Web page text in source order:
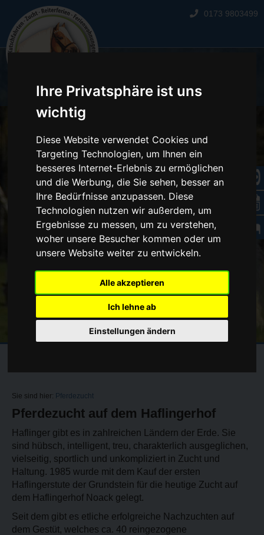
Ihre Privatsphäre ist uns
wichtig
Diese Website verwendet Cookies und
Targeting Technologien, um Ihnen ein
besseres Internet-Erlebnis zu ermöglichen
und die Werbung, die Sie sehen, besser an
Ihre Bedürfnisse anzupassen. Diese
Technologien nutzen wir außerdem, um
Ergebnisse zu messen, um zu verstehen,
woher unsere Besucher kommen oder um
unsere Website weiter zu entwickeln.
Alle akzeptieren
Ich lehne ab
Einstellungen ändern
0173 9803499
Sie sind hier: Pferdezucht
Pferdezucht auf dem Haflingerhof
Haflinger gibt es in zahlreichen Ländern der Erde. Sie
sind hübsch, intelligent, treu, charakterlich ausgeglichen,
vielseitig, sportlich und unkompliziert in Zucht und
Haltung. 1985 wurde mit dem Kauf der ersten
Haflingerstute der Grundstein für die heutige Zucht auf
dem Haflingerhof Noack gelegt.
Seit dem gibt es etliche erfolgreiche Nachzuchten auf
dem Gestüt, welches ca. 40 reingezogene